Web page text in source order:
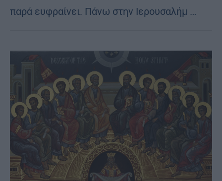
παρά ευφραίνει. Πάνω στην Ιερουσαλήμ …